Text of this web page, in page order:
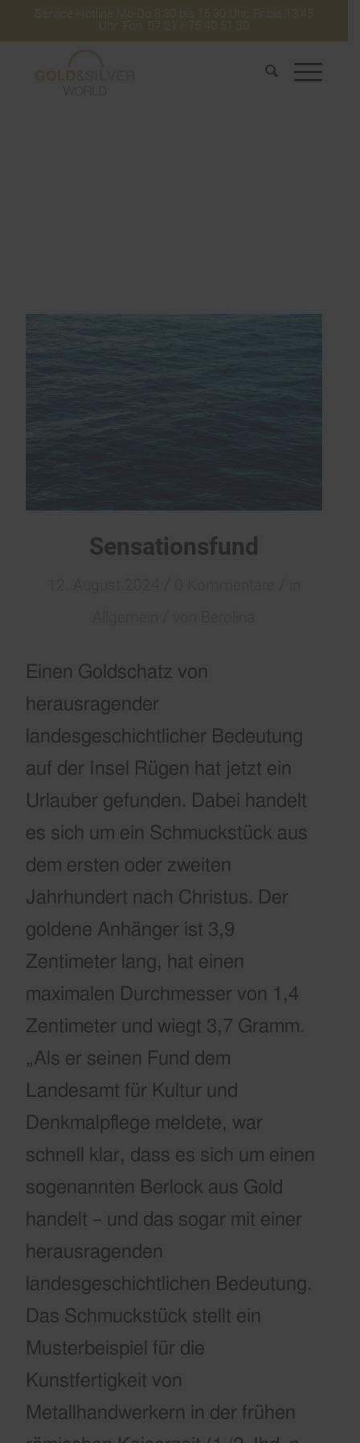
Service-Hotline Mo-Do 8:30 bis 16:30 Uhr. Fr bis 13:45
Uhr. Fon: 07 21 / 75 40 51 30
Sensationsfund
Einen Goldschatz von
herausragender
landesgeschichtlicher Bedeutung
auf der Insel Rügen hat jetzt ein
Urlauber gefunden. Dabei handelt
es sich um ein Schmuckstück aus
dem ersten oder zweiten
Jahrhundert nach Christus. Der
goldene Anhänger ist 3,9
Zentimeter lang, hat einen
maximalen Durchmesser von 1,4
Zentimeter und wiegt 3,7 Gramm.
„Als er seinen Fund dem
Landesamt für Kultur und
Denkmalpflege meldete, war
schnell klar, dass es sich um einen
sogenannten Berlock aus Gold
handelt – und das sogar mit einer
herausragenden
landesgeschichtlichen Bedeutung.
Das Schmuckstück stellt ein
Musterbeispiel für die
Kunstfertigkeit von
Metallhandwerkern in der frühen